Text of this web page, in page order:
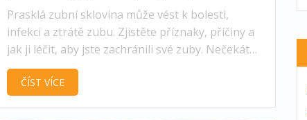
Prasklá zubní sklovina může vést k bolesti,
infekci a ztrátě zubu. Zjistěte příznaky, příčiny a
jak ji léčit, aby jste zachránili své zuby. Nečekáte
na bolest - jde o okamžitý zdravotní problém.
ČÍST VÍCE